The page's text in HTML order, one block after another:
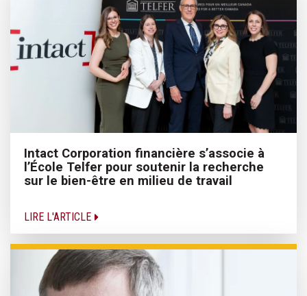
Intact Corporation financière s’associe à
l’École Telfer pour soutenir la recherche
sur le bien-être en milieu de travail
LIRE L'ARTICLE